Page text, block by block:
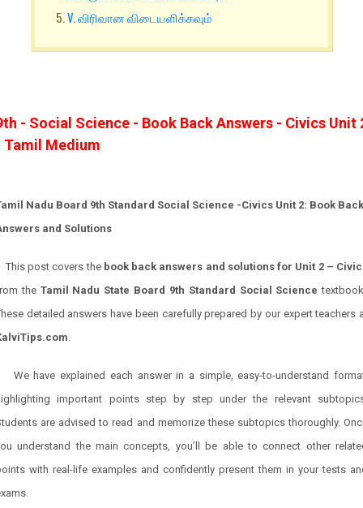
V. விரிவான விடையளிக்கவும்
- Social Science - Book Back Answers - Civics Unit
Tamil Medium
Nadu Board 9th Standard Social Science -Civics Unit 2: Book Back
and Solutions
This post covers the book back answers and solutions for Unit 2 –
the Tamil Nadu State Board 9th Standard Social Science textbook.
detailed answers have been carefully prepared by our expert teachers
We have explained each answer in a simple, easy-to-understand
important points step by step under the relevant
are advised to read and memorize these subtopics thoroughly.
understand the main concepts, you’ll be able to connect other
with real-life examples and confidently present them in your tests